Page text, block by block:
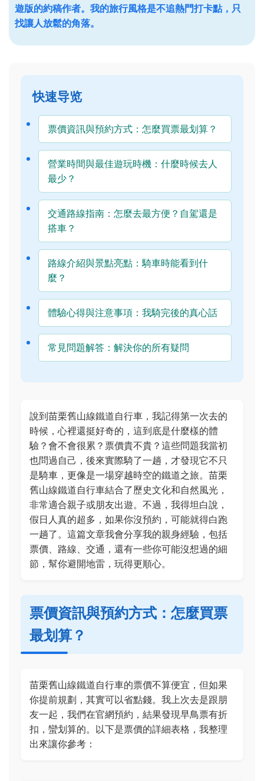
遊版的約稿作者。我的旅行風格是不追熱門打卡點，只
找讓人放鬆的角落。
快速导览
票價資訊與預約方式：怎麼買票最划算？
營業時間與最佳遊玩時機：什麼時候去人
最少？
交通路線指南：怎麼去最方便？自駕還是
搭車？
路線介紹與景點亮點：騎車時能看到什
麼？
體驗心得與注意事項：我騎完後的真心話
常見問題解答：解決你的所有疑問
說到苗栗舊山線鐵道自行車，我記得第一次去的
時候，心裡還挺好奇的，這到底是什麼樣的體
驗？會不會很累？票價貴不貴？這些問題我當初
也問過自己，後來實際騎了一趟，才發現它不只
是騎車，更像是一場穿越時空的鐵道之旅。苗栗
舊山線鐵道自行車結合了歷史文化和自然風光，
非常適合親子或朋友出遊。不過，我得坦白說，
假日人真的超多，如果你沒預約，可能就得白跑
一趟了。這篇文章我會分享我的親身經驗，包括
票價、路線、交通，還有一些你可能沒想過的細
節，幫你避開地雷，玩得更順心。
票價資訊與預約方式：怎麼買票
最划算？
苗栗舊山線鐵道自行車的票價不算便宜，但如果
你提前規劃，其實可以省點錢。我上次去是跟朋
友一起，我們在官網預約，結果發現早鳥票有折
扣，蠻划算的。以下是票價的詳細表格，我整理
出來讓你參考：